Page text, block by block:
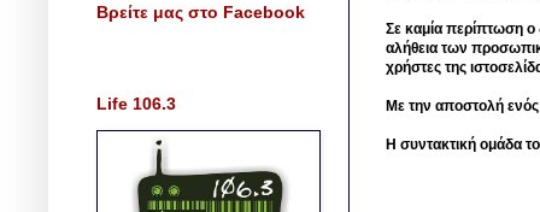
Σε καμία περίπτωση ο
αλήθεια των
χρήστες της
Με την αποστολή
Η συντακτική ομάδα
Βρείτε μας στο Facebook
Life 106.3